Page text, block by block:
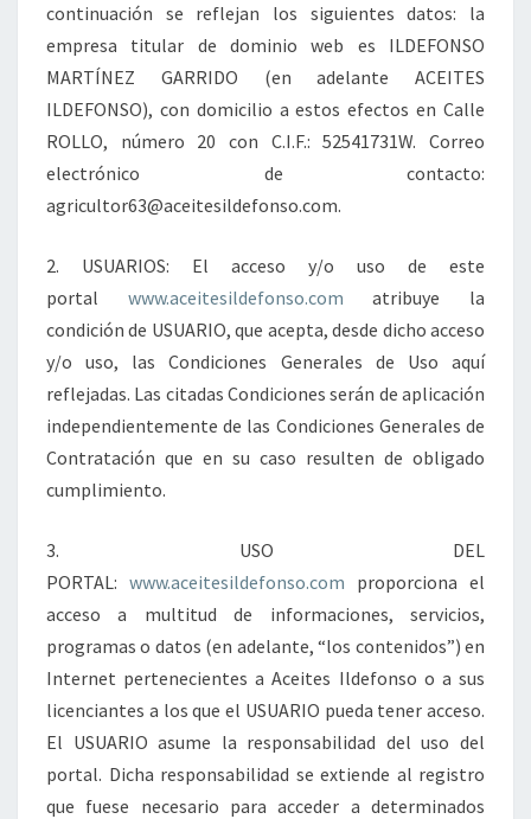
continuación se reflejan los siguientes datos: la
empresa titular de dominio web es ILDEFONSO
MARTÍNEZ GARRIDO (en adelante ACEITES
ILDEFONSO), con domicilio a estos efectos en Calle
ROLLO, número 20 con C.I.F.: 52541731W. Correo
electrónico de contacto:
agricultor63@aceitesildefonso.com.
2. USUARIOS: El acceso y/o uso de este
portal www.aceitesildefonso.com atribuye la
condición de USUARIO, que acepta, desde dicho acceso
y/o uso, las Condiciones Generales de Uso aquí
reflejadas. Las citadas Condiciones serán de aplicación
independientemente de las Condiciones Generales de
Contratación que en su caso resulten de obligado
cumplimiento.
3. USO DEL
PORTAL: www.aceitesildefonso.com proporciona el
acceso a multitud de informaciones, servicios,
programas o datos (en adelante, “los contenidos”) en
Internet pertenecientes a Aceites Ildefonso o a sus
licenciantes a los que el USUARIO pueda tener acceso.
El USUARIO asume la responsabilidad del uso del
portal. Dicha responsabilidad se extiende al registro
que fuese necesario para acceder a determinados